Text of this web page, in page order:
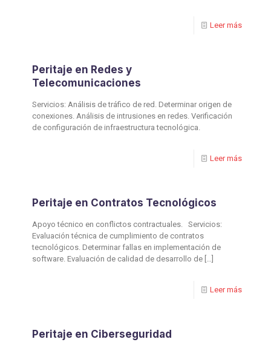
Leer más
⁠Peritaje en Redes y
Telecomunicaciones
Servicios: Análisis de tráfico de red. Determinar origen de
conexiones. Análisis de intrusiones en redes. Verificación
de configuración de infraestructura tecnológica.
Leer más
⁠Peritaje en Contratos Tecnológicos
Apoyo técnico en conflictos contractuales. Servicios:
Evaluación técnica de cumplimiento de contratos
tecnológicos. Determinar fallas en implementación de
software. Evaluación de calidad de desarrollo de […]
Leer más
⁠Peritaje en Ciberseguridad